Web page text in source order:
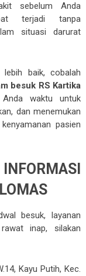
sebelum Anda
terjadi tanpa
situasi darurat
lebih baik, cobalah
besuk RS Kartika
waktu untuk
dan menemukan
pasien
besuk, layanan
inap, silakan
Kayu Putih, Kec.